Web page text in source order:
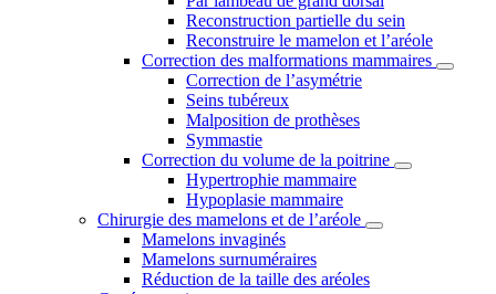
Reconstruction partielle du sein
Reconstruire le mamelon et l’aréole
Correction des malformations mammaires
Correction de l’asymétrie
Seins tubéreux
Malposition de prothèses
Symmastie
Correction du volume de la poitrine
Hypertrophie mammaire
Hypoplasie mammaire
Chirurgie des mamelons et de l’aréole
Mamelons invaginés
Mamelons surnuméraires
Réduction de la taille des aréoles